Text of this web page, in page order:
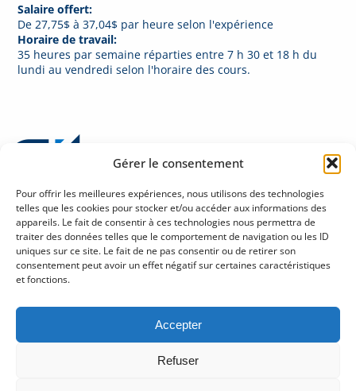
Gérer le consentement
Pour offrir les meilleures expériences, nous utilisons des technologies
telles que les cookies pour stocker et/ou accéder aux informations des
appareils. Le fait de consentir à ces technologies nous permettra de
traiter des données telles que le comportement de navigation ou les ID
uniques sur ce site. Le fait de ne pas consentir ou de retirer son
consentement peut avoir un effet négatif sur certaines caractéristiques
et fonctions.
Accepter
Refuser
Salaire offert:
De 27,75$ à 37,04$ par heure selon l'expérience
Horaire de travail:
35 heures par semaine réparties entre 7 h 30 et 18 h du
lundi au vendredi selon l'horaire des cours.
Halles Fleur de Lys
245, rue Soumande, bureau 280
gitcre@git.qc.ca